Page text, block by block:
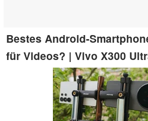
Bestes Android-
für Videos? | Vivo X300